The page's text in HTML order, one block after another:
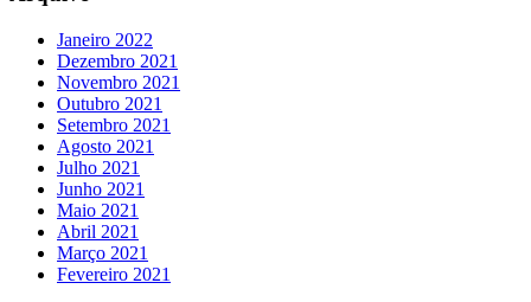
Janeiro 2022
Dezembro 2021
Novembro 2021
Outubro 2021
Setembro 2021
Agosto 2021
Julho 2021
Junho 2021
Maio 2021
Abril 2021
Março 2021
Fevereiro 2021